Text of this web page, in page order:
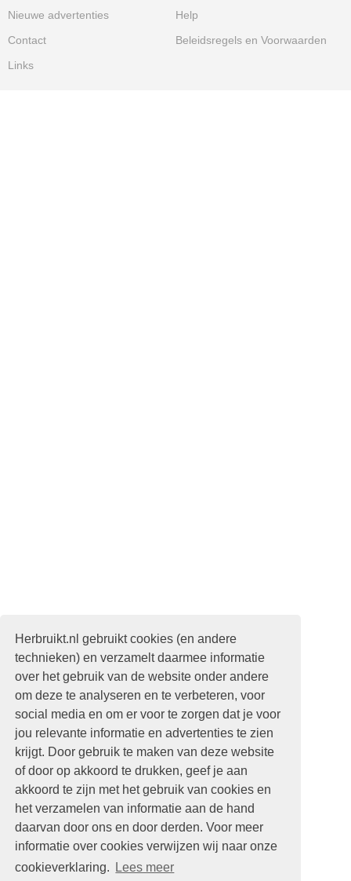
Herbruikt.nl gebruikt cookies (en andere
technieken) en verzamelt daarmee informatie
over het gebruik van de website onder andere
om deze te analyseren en te verbeteren, voor
social media en om er voor te zorgen dat je voor
jou relevante informatie en advertenties te zien
krijgt. Door gebruik te maken van deze website
of door op akkoord te drukken, geef je aan
akkoord te zijn met het gebruik van cookies en
het verzamelen van informatie aan de hand
daarvan door ons en door derden. Voor meer
informatie over cookies verwijzen wij naar onze
cookieverklaring.
Lees meer
Nieuwe advertenties
Help
Contact
Beleidsregels en Voorwaarden
Links